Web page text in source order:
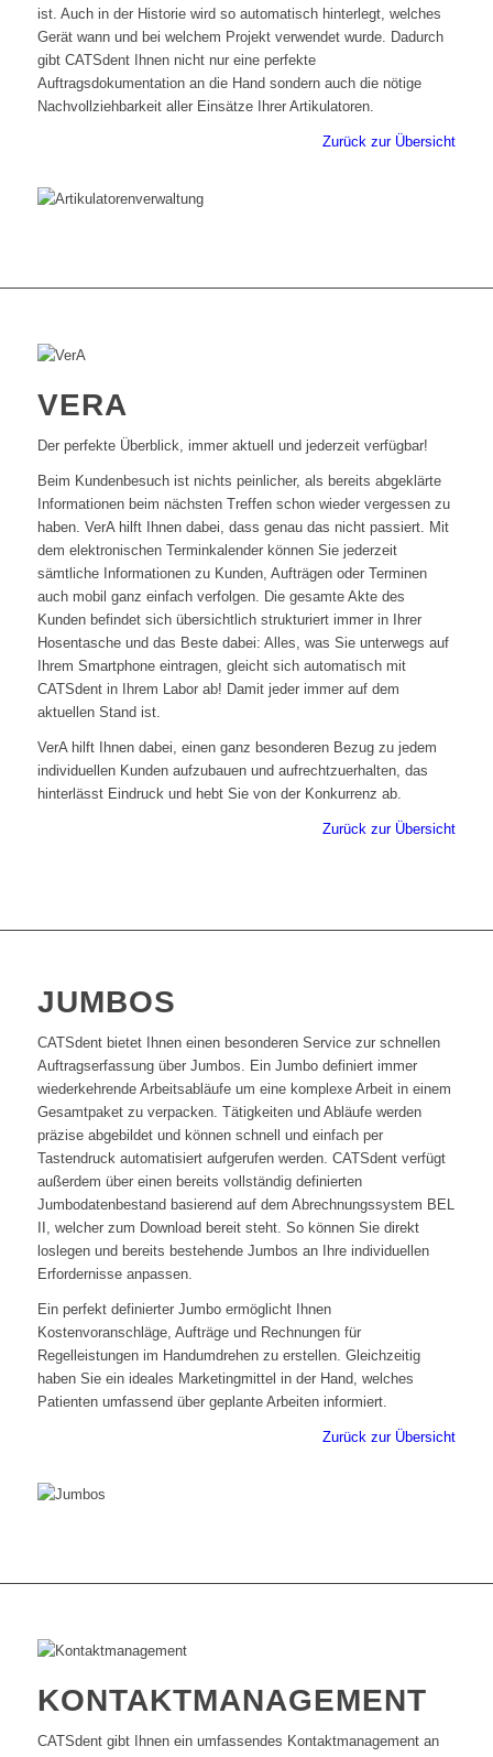
ist. Auch in der Historie wird so automatisch hinterlegt, welches
Gerät wann und bei welchem Projekt verwendet wurde. Dadurch
gibt CATSdent Ihnen nicht nur eine perfekte
Auftragsdokumentation an die Hand sondern auch die nötige
Nachvollziehbarkeit aller Einsätze Ihrer Artikulatoren.
Zurück zur Übersicht
VERA
Der perfekte Überblick, immer aktuell und jederzeit verfügbar!
Beim Kundenbesuch ist nichts peinlicher, als bereits abgeklärte
Informationen beim nächsten Treffen schon wieder vergessen zu
haben. VerA hilft Ihnen dabei, dass genau das nicht passiert. Mit
dem elektronischen Terminkalender können Sie jederzeit
sämtliche Informationen zu Kunden, Aufträgen oder Terminen
auch mobil ganz einfach verfolgen. Die gesamte Akte des
Kunden befindet sich übersichtlich strukturiert immer in Ihrer
Hosentasche und das Beste dabei: Alles, was Sie unterwegs auf
Ihrem Smartphone eintragen, gleicht sich automatisch mit
CATSdent in Ihrem Labor ab! Damit jeder immer auf dem
aktuellen Stand ist.
VerA hilft Ihnen dabei, einen ganz besonderen Bezug zu jedem
individuellen Kunden aufzubauen und aufrechtzuerhalten, das
hinterlässt Eindruck und hebt Sie von der Konkurrenz ab.
Zurück zur Übersicht
JUMBOS
CATSdent bietet Ihnen einen besonderen Service zur schnellen
Auftragserfassung über Jumbos. Ein Jumbo definiert immer
wiederkehrende Arbeitsabläufe um eine komplexe Arbeit in einem
Gesamtpaket zu verpacken. Tätigkeiten und Abläufe werden
präzise abgebildet und können schnell und einfach per
Tastendruck automatisiert aufgerufen werden. CATSdent verfügt
außerdem über einen bereits vollständig definierten
Jumbodatenbestand basierend auf dem Abrechnungssystem BEL
II, welcher zum Download bereit steht. So können Sie direkt
loslegen und bereits bestehende Jumbos an Ihre individuellen
Erfordernisse anpassen.
Ein perfekt definierter Jumbo ermöglicht Ihnen
Kostenvoranschläge, Aufträge und Rechnungen für
Regelleistungen im Handumdrehen zu erstellen. Gleichzeitig
haben Sie ein ideales Marketingmittel in der Hand, welches
Patienten umfassend über geplante Arbeiten informiert.
Zurück zur Übersicht
KONTAKTMANAGEMENT
CATSdent gibt Ihnen ein umfassendes Kontaktmanagement an